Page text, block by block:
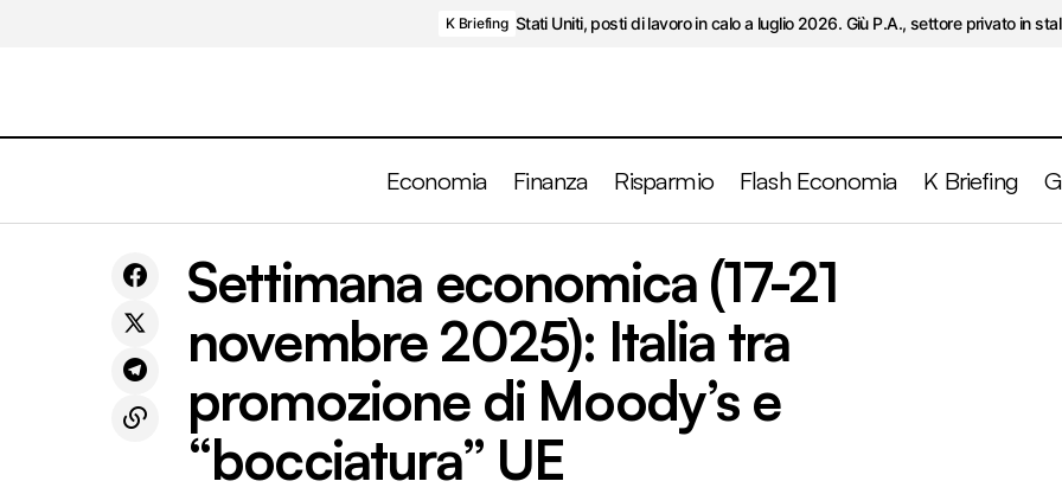
K Briefing Stati Uniti, posti di lavoro in calo a luglio 2026. Giù P.A., settore privato in
Economia Finanza Risparmio Flash Economia K Briefing
settore privato si aggrappa ancora ai
Moody’s e “bocciatura” UE
Settimana economica (17-21
novembre 2025): Italia tra
promozione di Moody’s e
“bocciatura” UE